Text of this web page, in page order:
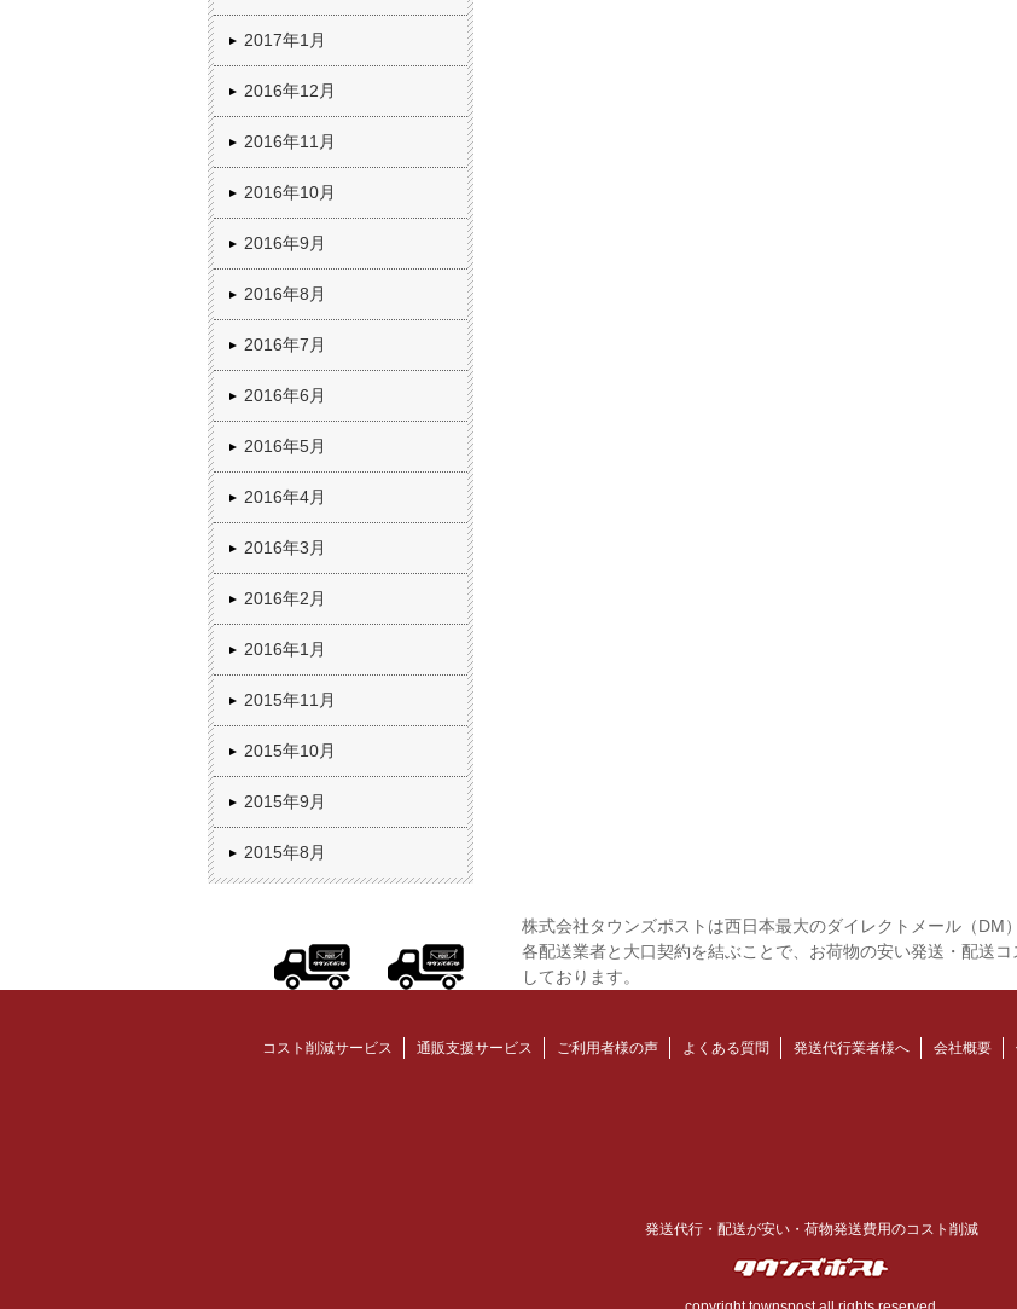
2017年1月
2016年12月
2016年11月
2016年10月
2016年9月
2016年8月
2016年7月
2016年6月
2016年5月
2016年4月
2016年3月
2016年2月
2016年1月
2015年11月
2015年10月
2015年9月
2015年8月
株式会社タウンズポストは西日本最大のダイレクトメール（DM
各配送業者と大口契約を結ぶことで、お荷物の安い発送・配送
しております。
コスト削減サービス 通販支援サービス ご利用者様の声 よくある質問 発送代行業者様へ 会社概要
発送代行・配送が安い・荷物発送費用のコスト削減